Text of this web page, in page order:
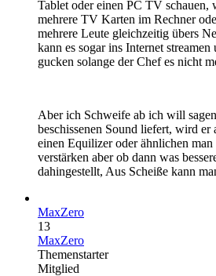
Tablet oder einen PC TV schauen,
mehrere TV Karten im Rechner
mehrere Leute gleichzeitig übers
kann es sogar ins Internet
gucken solange der Chef es nicht
Aber ich Schweife ab ich will
beschissenen Sound liefert, wird er
einen Equilizer oder ähnlichen
verstärken aber ob dann was
dahingestellt, Aus Scheiße kann
MaxZero
13
MaxZero
Themenstarter
Mitglied